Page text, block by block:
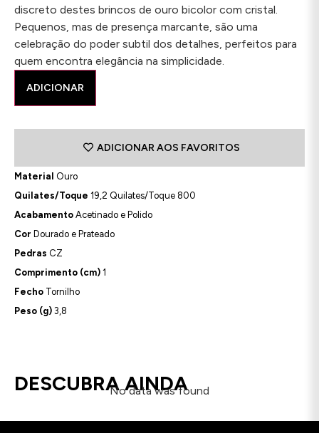
discreto destes brincos de ouro bicolor com cristal.
Pequenos, mas de presença marcante, são uma
celebração do poder subtil dos detalhes, perfeitos para
quem encontra elegância na simplicidade.
ADICIONAR
ADICIONAR AOS FAVORITOS
Material Ouro
Quilates/Toque 19,2 Quilates/Toque 800
Acabamento Acetinado e Polido
Cor Dourado e Prateado
Pedras CZ
Comprimento (cm) 1
Fecho Tornilho
Peso (g) 3,8
DESCUBRA AINDA
No data was found